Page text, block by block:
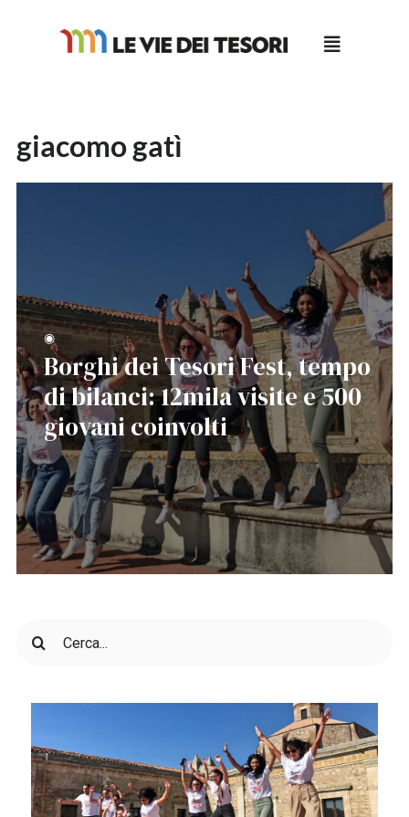
giacomo gatì
◉
Borghi dei Tesori Fest, tempo
di bilanci: 12mila visite e 500
giovani coinvolti
per: